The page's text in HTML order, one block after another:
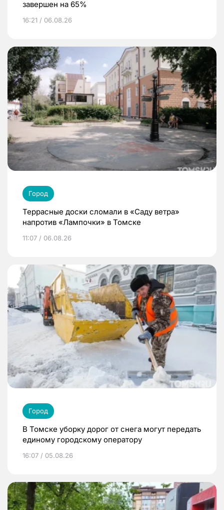
завершен на 65%
16:21 / 06.08.26
Город
Террасные доски сломали в «Саду ветра»
напротив «Лампочки» в Томске
11:07 / 06.08.26
Город
В Томске уборку дорог от снега могут передать
единому городскому оператору
16:07 / 05.08.26